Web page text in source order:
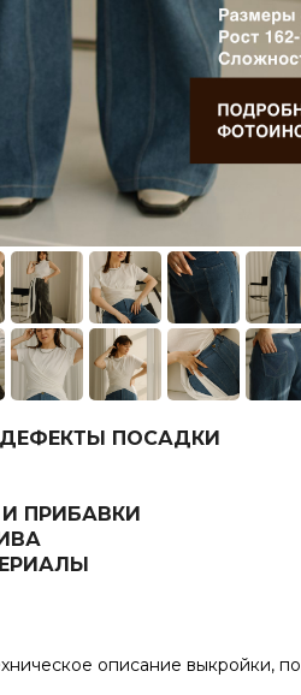
ПОСАДКИ
ПРИБАВКИ
описание выкройки,